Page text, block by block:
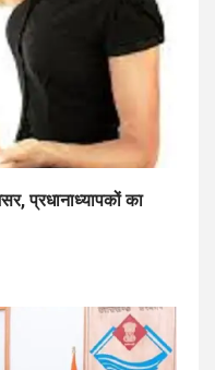
प्रधानाध्यापकों का